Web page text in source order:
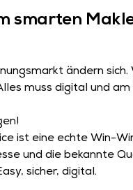
smarten
ändern
muss digital und
ist eine echte Win-
und die bekannte
sicher, digital.